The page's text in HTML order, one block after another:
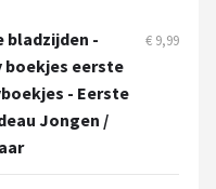
bladzijden -
boekjes eerste
- Eerste
Jongen /
€ 9,99